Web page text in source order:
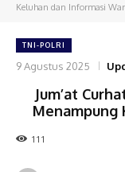
Keluhan dan Informasi
TNI-POLRI
9 Agustus 2025
Jum’at
Menampung
111